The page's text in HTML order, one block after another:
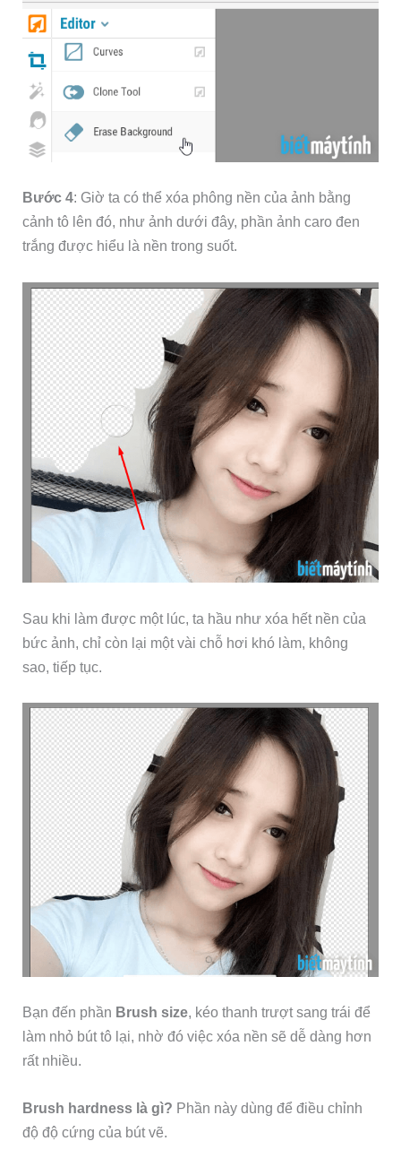
Bước 4: Giờ ta có thể xóa phông nền của ảnh bằng
cảnh tô lên đó, như ảnh dưới đây, phần ảnh caro đen
trắng được hiểu là nền trong suốt.
Sau khi làm được một lúc, ta hầu như xóa hết nền của
bức ảnh, chỉ còn lại một vài chỗ hơi khó làm, không
sao, tiếp tục.
Bạn đến phần Brush size, kéo thanh trượt sang trái để
làm nhỏ bút tô lại, nhờ đó việc xóa nền sẽ dễ dàng hơn
rất nhiều.
Brush hardness là gì? Phần này dùng để điều chỉnh
độ độ cứng của bút vẽ.